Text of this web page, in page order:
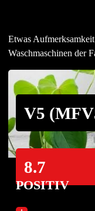
Etwas
Waschmaschinen der
V5
8.7
POSITIV